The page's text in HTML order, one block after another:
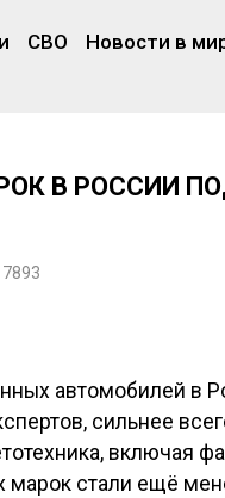
СВО Новости в
В РОССИИ
7893
автомобилей в
сильнее
включая
стали ещё